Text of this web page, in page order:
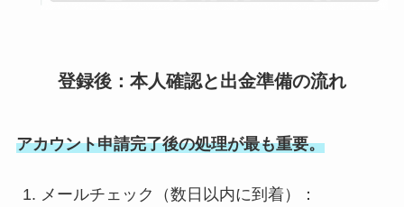
登録後：本人確認と出金準備の流れ
アカウント申請完了後の処理が最も重要。
メールチェック（数日以内に到着）：